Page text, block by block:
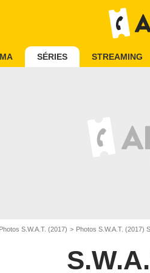
SÉRIES STREAMING
Photos S.W.A.T. (2017) Photos S.W.A.T. (2017)